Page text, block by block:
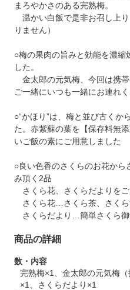
まろやかさのある完熟梅。
温かい白飯で是非お召し上
りません）
○梅の果肉の旨みと効能を濃縮
した。
金太郎の元気梅、今回は携
ご一緒にいつも一緒にお連れ
○“かほり”は、梅と並び古くか
た。赤紫蘇の葉を【保存料無
いご飯の素にご用意しました
○良い色香のさくらのお花から
み頂く2品
さくら花、さくらだよりを
さくら花…さくら茶、さくら
さくらだより…簡単さくら御
商品の詳細
数・内容
完熟梅×1、金太郎の元気梅
×1、さくらだより×1